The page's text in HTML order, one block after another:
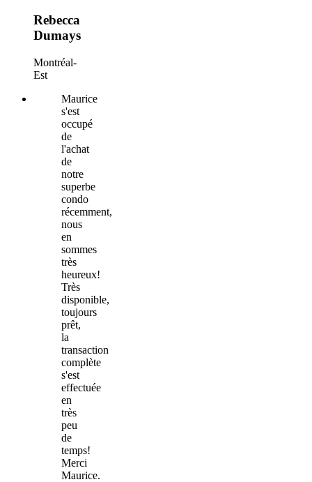
Rebecca
Dumays
Montréal-
Est
Maurice
s'est
occupé
de
l'achat
de
notre
superbe
condo
récemment,
nous
en
sommes
très
heureux!
Très
disponible,
toujours
prêt,
la
transaction
complète
s'est
effectuée
en
très
peu
de
temps!
Merci
Maurice.